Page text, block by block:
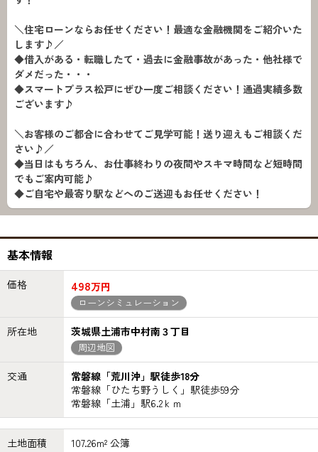
＼住宅ローンならお任せください！最適な金融機関をご紹介いた
します♪／
◆借入がある・転職したて・過去に金融事故があった・他社様で
ダメだった・・・
◆スマートプラス松戸にぜひ一度ご相談ください！通過実績多数
ございます♪
＼お客様のご都合に合わせてご見学可能！送り迎えもご相談くだ
さい♪／
◆当日はもちろん、お仕事終わりの夜間やスキマ時間など短時間
でもご案内可能♪
◆ご自宅や最寄り駅などへのご送迎もお任せください！
基本情報
価格 498万円
ローンシミュレーション
所在地 茨城県土浦市中村南３丁目
周辺地図
交通
常磐線「荒川沖」駅徒歩18分
常磐線「ひたち野うしく」駅徒歩59分
常磐線「土浦」駅6.2ｋｍ
土地面積
107.26m² 公簿